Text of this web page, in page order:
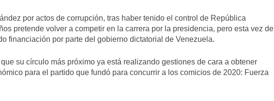
por actos de corrupción, tras haber tenido el control de República
pretende volver a competir en la carrera por la presidencia, pero esta vez de
financiación por parte del gobierno dictatorial de Venezuela.
su círculo más próximo ya está realizando gestiones de cara a obtener
para el partido que fundó para concurrir a los comicios de 2020: Fuerza